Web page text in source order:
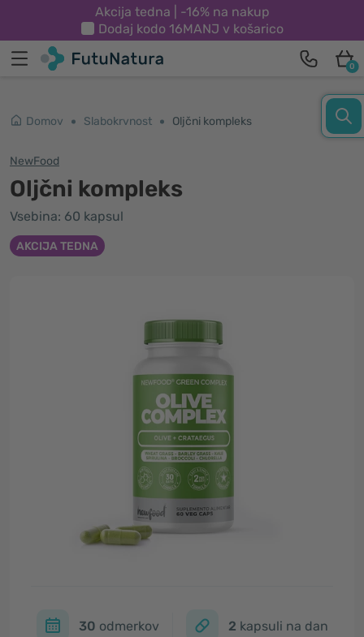
Akcija tedna | -16% na nakup
Dodaj kodo 16MANJ v košarico
0
Domov Slabokrvnost Oljčni kompleks
NewFood
Oljčni kompleks
Vsebina: 60 kapsul
AKCIJA TEDNA
30 odmerkov 2 kapsuli na dan